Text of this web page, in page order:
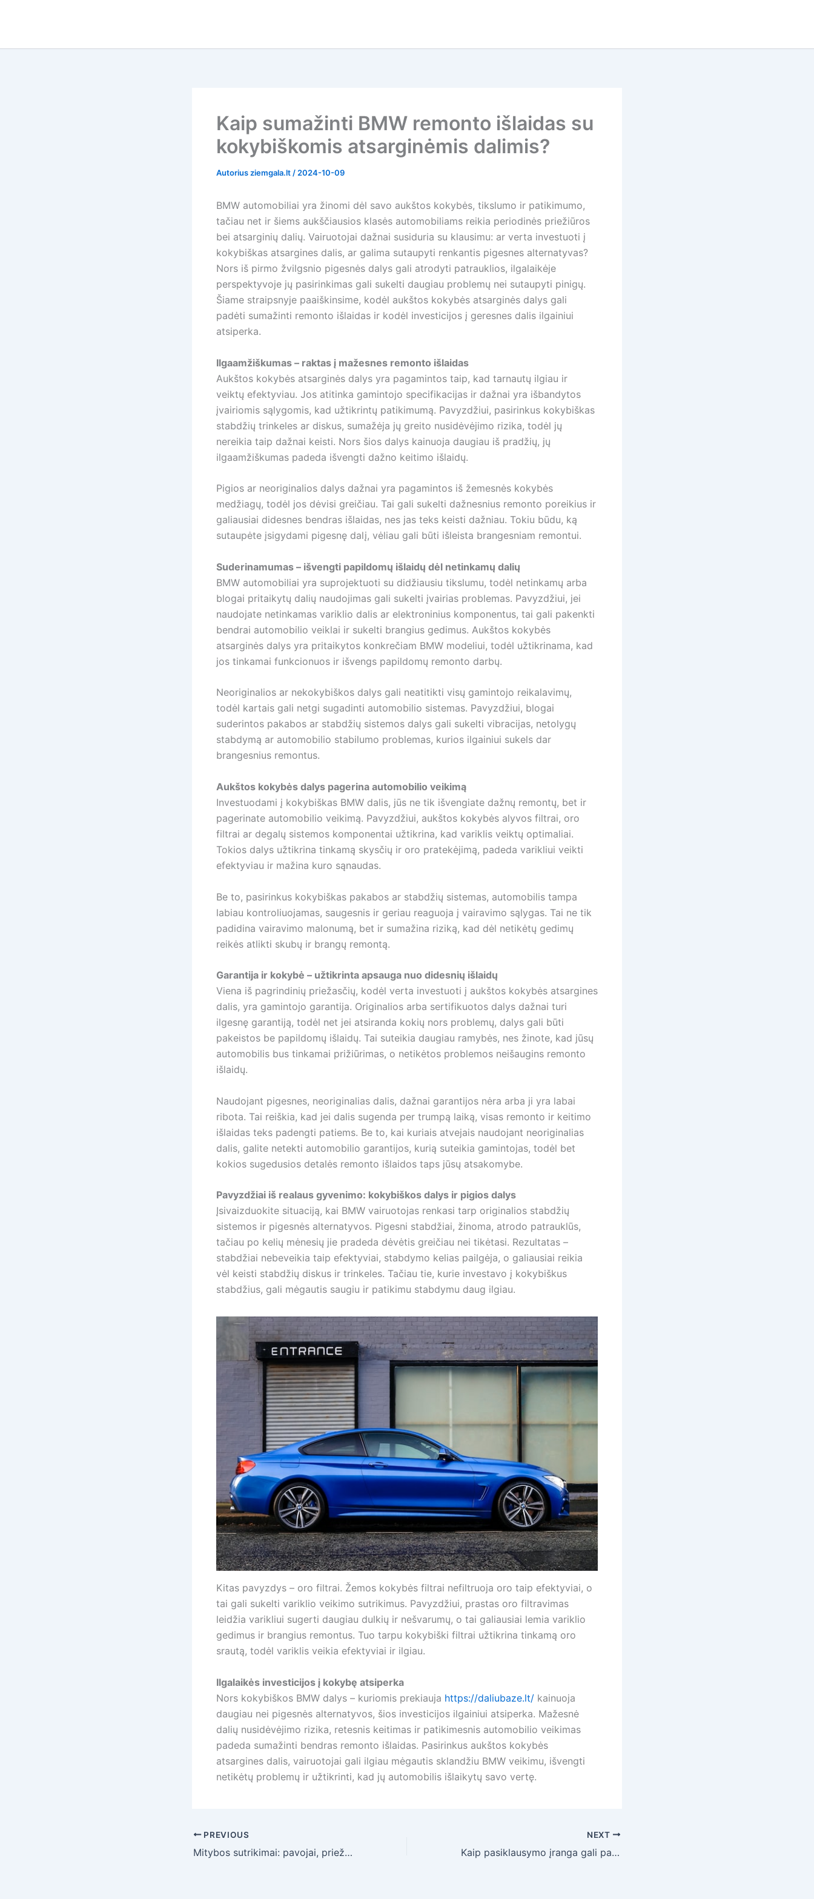
Kaip sumažinti BMW remonto išlaidas su
kokybiškomis atsarginėmis dalimis?
Autoriusziemgala.lt / 2024-10-09
BMW automobiliai yra žinomi dėl savo aukštos kokybės, tikslumo ir patikimumo,
tačiau net ir šiems aukščiausios klasės automobiliams reikia periodinės priežiūros
bei atsarginių dalių. Vairuotojai dažnai susiduria su klausimu: ar verta investuoti į
kokybiškas atsargines dalis, ar galima sutaupyti renkantis pigesnes alternatyvas?
Nors iš pirmo žvilgsnio pigesnės dalys gali atrodyti patrauklios, ilgalaikėje
perspektyvoje jų pasirinkimas gali sukelti daugiau problemų nei sutaupyti pinigų.
Šiame straipsnyje paaiškinsime, kodėl aukštos kokybės atsarginės dalys gali
padėti sumažinti remonto išlaidas ir kodėl investicijos į geresnes dalis ilgainiui
atsiperka.
Ilgaamžiškumas – raktas į mažesnes remonto išlaidas
Aukštos kokybės atsarginės dalys yra pagamintos taip, kad tarnautų ilgiau ir
veiktų efektyviau. Jos atitinka gamintojo specifikacijas ir dažnai yra išbandytos
įvairiomis sąlygomis, kad užtikrintų patikimumą. Pavyzdžiui, pasirinkus kokybiškas
stabdžių trinkeles ar diskus, sumažėja jų greito nusidėvėjimo rizika, todėl jų
nereikia taip dažnai keisti. Nors šios dalys kainuoja daugiau iš pradžių, jų
ilgaamžiškumas padeda išvengti dažno keitimo išlaidų.
Pigios ar neoriginalios dalys dažnai yra pagamintos iš žemesnės kokybės
medžiagų, todėl jos dėvisi greičiau. Tai gali sukelti dažnesnius remonto poreikius ir
galiausiai didesnes bendras išlaidas, nes jas teks keisti dažniau. Tokiu būdu, ką
sutaupėte įsigydami pigesnę dalį, vėliau gali būti išleista brangesniam remontui.
Suderinamumas – išvengti papildomų išlaidų dėl netinkamų dalių
BMW automobiliai yra suprojektuoti su didžiausiu tikslumu, todėl netinkamų arba
blogai pritaikytų dalių naudojimas gali sukelti įvairias problemas. Pavyzdžiui, jei
naudojate netinkamas variklio dalis ar elektroninius komponentus, tai gali pakenkti
bendrai automobilio veiklai ir sukelti brangius gedimus. Aukštos kokybės
atsarginės dalys yra pritaikytos konkrečiam BMW modeliui, todėl užtikrinama, kad
jos tinkamai funkcionuos ir išvengs papildomų remonto darbų.
Neoriginalios ar nekokybiškos dalys gali neatitikti visų gamintojo reikalavimų,
todėl kartais gali netgi sugadinti automobilio sistemas. Pavyzdžiui, blogai
suderintos pakabos ar stabdžių sistemos dalys gali sukelti vibracijas, netolygų
stabdymą ar automobilio stabilumo problemas, kurios ilgainiui sukels dar
brangesnius remontus.
Aukštos kokybės dalys pagerina automobilio veikimą
Investuodami į kokybiškas BMW dalis, jūs ne tik išvengiate dažnų remontų, bet ir
pagerinate automobilio veikimą. Pavyzdžiui, aukštos kokybės alyvos filtrai, oro
filtrai ar degalų sistemos komponentai užtikrina, kad variklis veiktų optimaliai.
Tokios dalys užtikrina tinkamą skysčių ir oro pratekėjimą, padeda varikliui veikti
efektyviau ir mažina kuro sąnaudas.
Be to, pasirinkus kokybiškas pakabos ar stabdžių sistemas, automobilis tampa
labiau kontroliuojamas, saugesnis ir geriau reaguoja į vairavimo sąlygas. Tai ne tik
padidina vairavimo malonumą, bet ir sumažina riziką, kad dėl netikėtų gedimų
reikės atlikti skubų ir brangų remontą.
Garantija ir kokybė – užtikrinta apsauga nuo didesnių išlaidų
Viena iš pagrindinių priežasčių, kodėl verta investuoti į aukštos kokybės atsargines
dalis, yra gamintojo garantija. Originalios arba sertifikuotos dalys dažnai turi
ilgesnę garantiją, todėl net jei atsiranda kokių nors problemų, dalys gali būti
pakeistos be papildomų išlaidų. Tai suteikia daugiau ramybės, nes žinote, kad jūsų
automobilis bus tinkamai prižiūrimas, o netikėtos problemos neišaugins remonto
išlaidų.
Naudojant pigesnes, neoriginalias dalis, dažnai garantijos nėra arba ji yra labai
ribota. Tai reiškia, kad jei dalis sugenda per trumpą laiką, visas remonto ir keitimo
išlaidas teks padengti patiems. Be to, kai kuriais atvejais naudojant neoriginalias
dalis, galite netekti automobilio garantijos, kurią suteikia gamintojas, todėl bet
kokios sugedusios detalės remonto išlaidos taps jūsų atsakomybe.
Pavyzdžiai iš realaus gyvenimo: kokybiškos dalys ir pigios dalys
Įsivaizduokite situaciją, kai BMW vairuotojas renkasi tarp originalios stabdžių
sistemos ir pigesnės alternatyvos. Pigesni stabdžiai, žinoma, atrodo patrauklūs,
tačiau po kelių mėnesių jie pradeda dėvėtis greičiau nei tikėtasi. Rezultatas –
stabdžiai nebeveikia taip efektyviai, stabdymo kelias pailgėja, o galiausiai reikia
vėl keisti stabdžių diskus ir trinkeles. Tačiau tie, kurie investavo į kokybiškus
stabdžius, gali mėgautis saugiu ir patikimu stabdymu daug ilgiau.
Kitas pavyzdys – oro filtrai. Žemos kokybės filtrai nefiltruoja oro taip efektyviai, o
tai gali sukelti variklio veikimo sutrikimus. Pavyzdžiui, prastas oro filtravimas
leidžia varikliui sugerti daugiau dulkių ir nešvarumų, o tai galiausiai lemia variklio
gedimus ir brangius remontus. Tuo tarpu kokybiški filtrai užtikrina tinkamą oro
srautą, todėl variklis veikia efektyviai ir ilgiau.
Ilgalaikės investicijos į kokybę atsiperka
Nors kokybiškos BMW dalys – kuriomis prekiauja https://daliubaze.lt/ kainuoja
daugiau nei pigesnės alternatyvos, šios investicijos ilgainiui atsiperka. Mažesnė
dalių nusidėvėjimo rizika, retesnis keitimas ir patikimesnis automobilio veikimas
padeda sumažinti bendras remonto išlaidas. Pasirinkus aukštos kokybės
atsargines dalis, vairuotojai gali ilgiau mėgautis sklandžiu BMW veikimu, išvengti
netikėtų problemų ir užtikrinti, kad jų automobilis išlaikytų savo vertę.
PREVIOUS
Mitybos sutrikimai: pavojai, priežastys ir pagalba
NEXT
Kaip pasiklausymo įranga gali padėti užtikrinti saugumą?